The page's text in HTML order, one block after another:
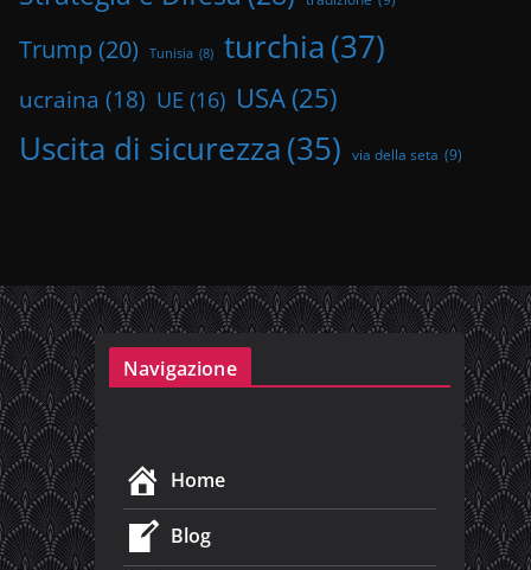
Trump (20) Tunisia (8) turchia(37)
ucraina (18) UE (16) USA (25)
Uscita di sicurezza(35) via della seta (9)
Navigazione
Home
Blog